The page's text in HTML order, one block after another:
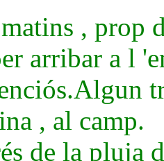
, prop
arribar a l
, al camp.
de la pluja